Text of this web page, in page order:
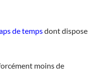
de tempsdont dispose
moins de